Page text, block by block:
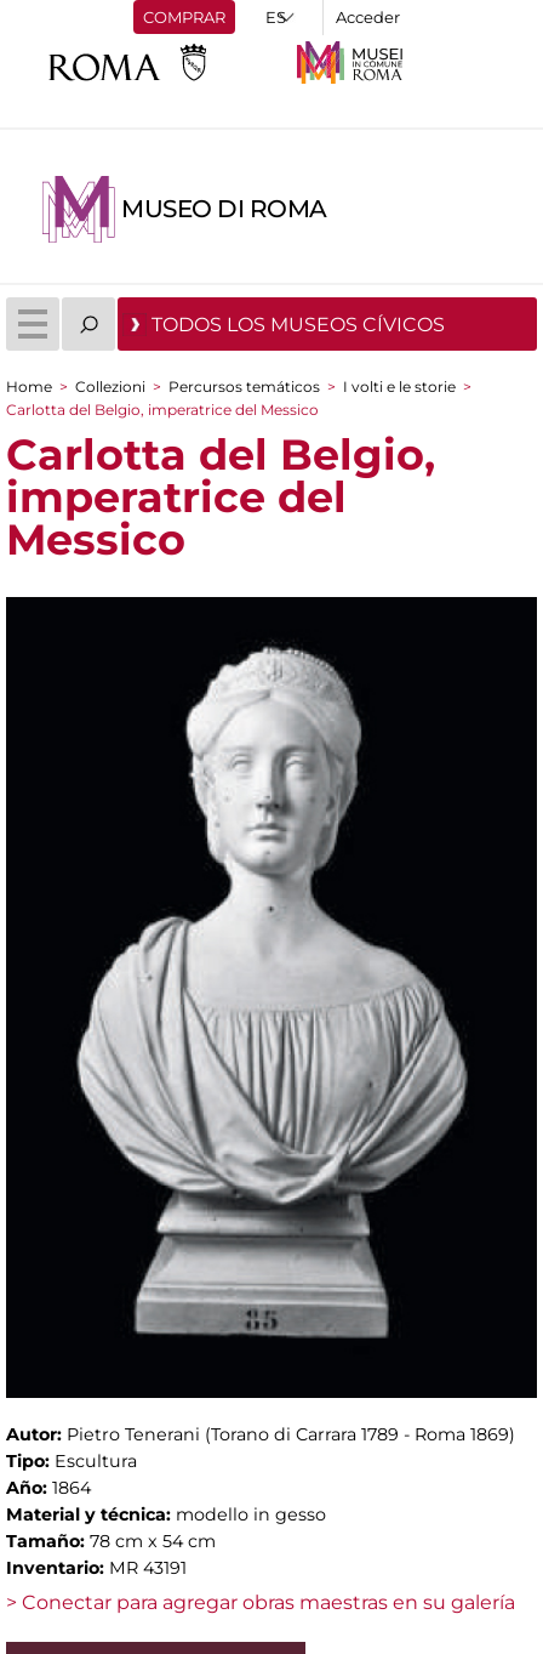
COMPRAR Acceder
MUSEO DI ROMA
TODOS LOS MUSEOS CÍVICOS
You are here
Home > Collezioni > Percursos temáticos > I volti e le storie >
Carlotta del Belgio, imperatrice del Messico
Carlotta del Belgio,
imperatrice del
Messico
Autor: Pietro Tenerani (Torano di Carrara 1789 - Roma 1869)
Tipo: Escultura
Año: 1864
Material y técnica: modello in gesso
Tamaño: 78 cm x 54 cm
Inventario: MR 43191
> Conectar para agregar obras maestras en su galería